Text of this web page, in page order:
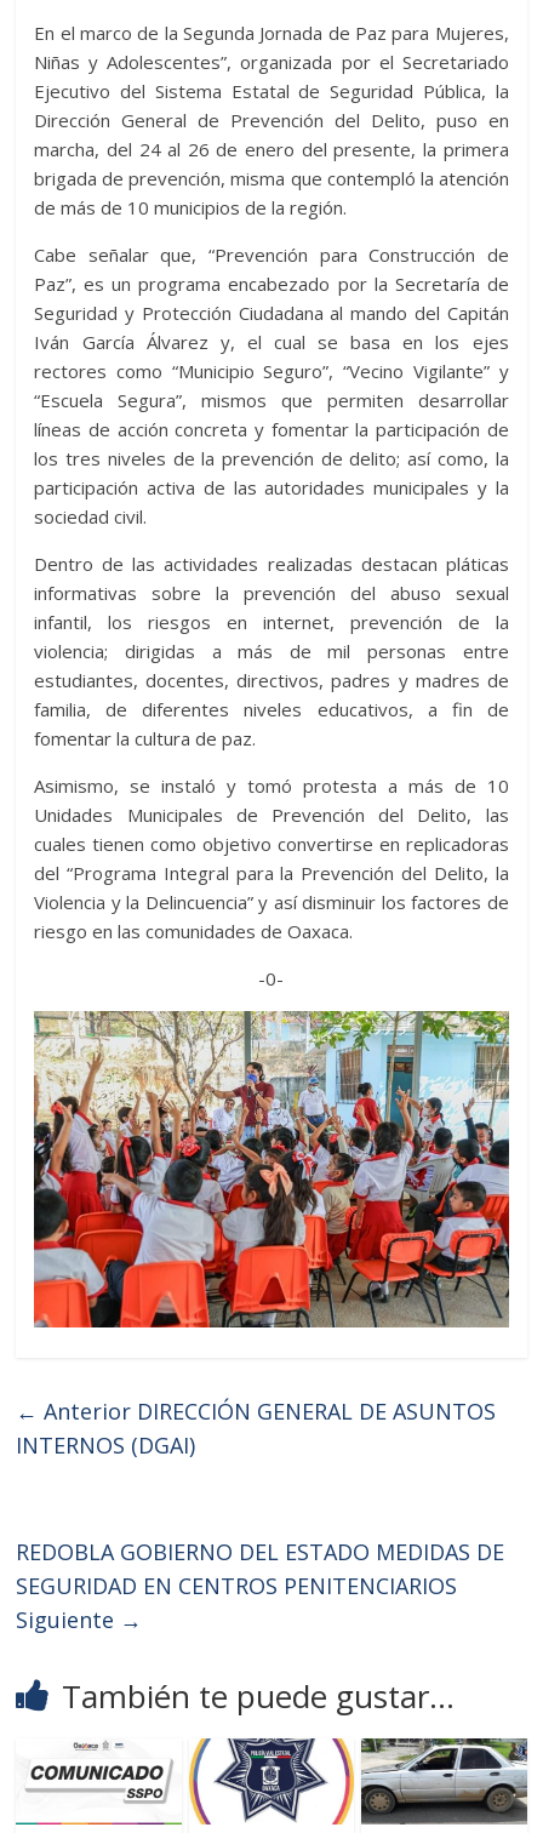
En el marco de la Segunda Jornada de Paz para Mujeres,
Niñas y Adolescentes”, organizada por el Secretariado
Ejecutivo del Sistema Estatal de Seguridad Pública, la
Dirección General de Prevención del Delito, puso en
marcha, del 24 al 26 de enero del presente, la primera
brigada de prevención, misma que contempló la atención
de más de 10 municipios de la región.
Cabe señalar que, “Prevención para Construcción de
Paz”, es un programa encabezado por la Secretaría de
Seguridad y Protección Ciudadana al mando del Capitán
Iván García Álvarez y, el cual se basa en los ejes
rectores como “Municipio Seguro”, “Vecino Vigilante” y
“Escuela Segura”, mismos que permiten desarrollar
líneas de acción concreta y fomentar la participación de
los tres niveles de la prevención de delito; así como, la
participación activa de las autoridades municipales y la
sociedad civil.
Dentro de las actividades realizadas destacan pláticas
informativas sobre la prevención del abuso sexual
infantil, los riesgos en internet, prevención de la
violencia; dirigidas a más de mil personas entre
estudiantes, docentes, directivos, padres y madres de
familia, de diferentes niveles educativos, a fin de
fomentar la cultura de paz.
Asimismo, se instaló y tomó protesta a más de 10
Unidades Municipales de Prevención del Delito, las
cuales tienen como objetivo convertirse en replicadoras
del “Programa Integral para la Prevención del Delito, la
Violencia y la Delincuencia” y así disminuir los factores de
riesgo en las comunidades de Oaxaca.
-0-
← Anterior DIRECCIÓN GENERAL DE ASUNTOS
INTERNOS (DGAI)
REDOBLA GOBIERNO DEL ESTADO MEDIDAS DE
SEGURIDAD EN CENTROS PENITENCIARIOS
Siguiente →
También te puede gustar...